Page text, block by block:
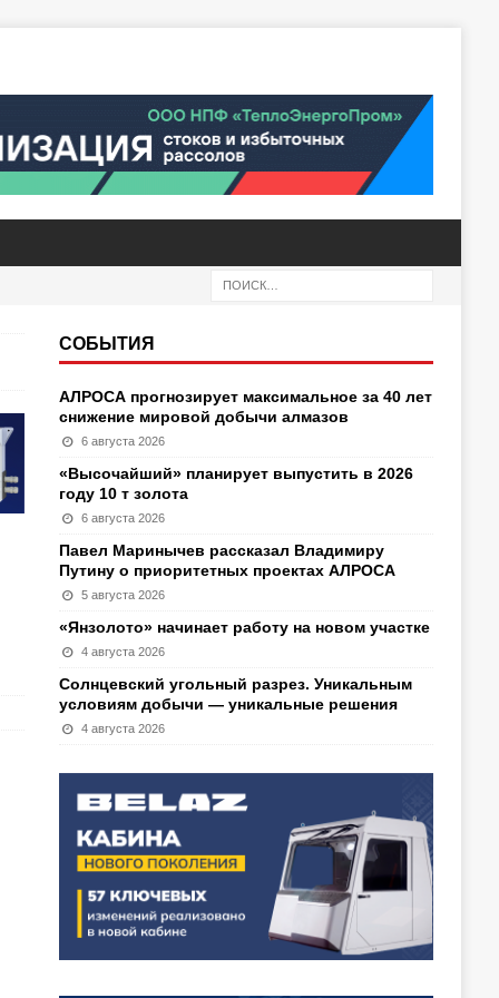
СОБЫТИЯ
АЛРОСА прогнозирует максимальное за 40 лет
снижение мировой добычи алмазов
6 августа 2026
«Высочайший» планирует выпустить в 2026
году 10 т золота
6 августа 2026
Павел Маринычев рассказал Владимиру
Путину о приоритетных проектах АЛРОСА
5 августа 2026
«Янзолото» начинает работу на новом участке
4 августа 2026
Солнцевский угольный разрез. Уникальным
условиям добычи — уникальные решения
4 августа 2026